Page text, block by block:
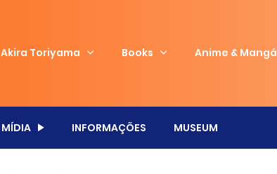
Akira Toriyama Books Anime & Mangá
MÍDIA INFORMAÇÕES MUSEUM